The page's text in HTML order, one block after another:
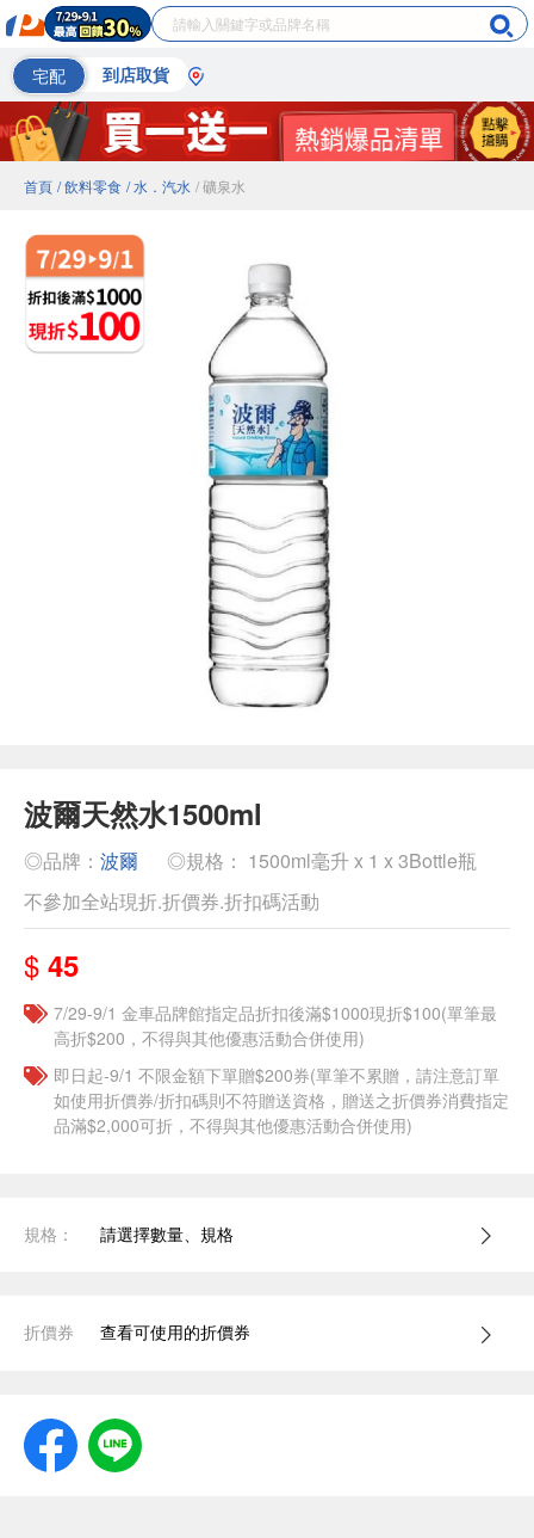
宅配 到店取貨
首頁 / 飲料零食 / 水．汽水 / 礦泉水
波爾天然水1500ml
◎品牌： 波爾
◎規格： 1500ml毫升 x 1 x 3Bottle瓶
不參加全站現折.折價券.折扣碼活動
$ 45
7/29-9/1 金車品牌館指定品折扣後滿$1000現折$100(單筆最
高折$200，不得與其他優惠活動合併使用)
即日起-9/1 不限金額下單贈$200券(單筆不累贈，請注意訂單
如使用折價券/折扣碼則不符贈送資格，贈送之折價券消費指定
品滿$2,000可折，不得與其他優惠活動合併使用)
規格： 請選擇數量、規格
折價券 查看可使用的折價券